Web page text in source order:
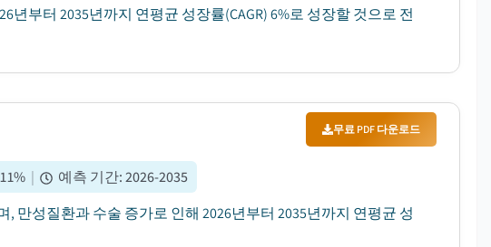
년부터 2035년까지 연평균 성장률(CAGR) 6%로 성장할 것으로 전
무료 PDF 다운로드
11% | 예측 기간:2026-2035
만성질환과 수술 증가로 인해 2026년부터 2035년까지 연평균 성